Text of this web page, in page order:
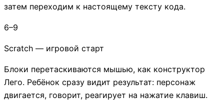
затем переходим к настоящему тексту кода.
6–9
Scratch — игровой старт
Блоки перетаскиваются мышью, как конструктор
Лего. Ребёнок сразу видит результат: персонаж
двигается, говорит, реагирует на нажатие клавиш.